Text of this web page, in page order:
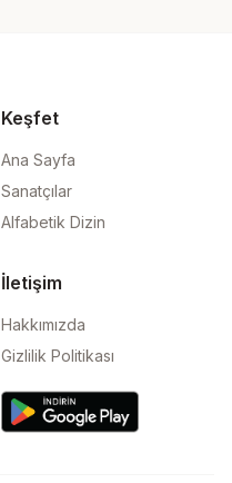
Keşfet
Ana Sayfa
Sanatçılar
Alfabetik Dizin
İletişim
Hakkımızda
Gizlilik Politikası